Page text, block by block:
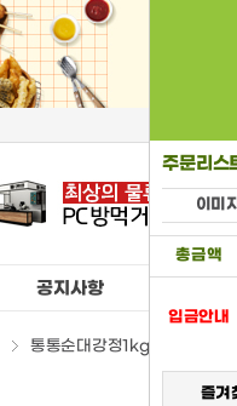
공지사항
통통순대강정1kg(쿠즈락) >
주문리스
이미지
총금액
입금안내
즐겨